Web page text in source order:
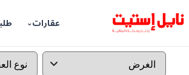
عقارات